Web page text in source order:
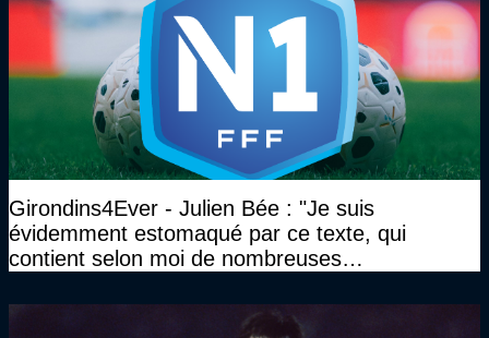
Girondins4Ever - Julien Bée : "Je suis
évidemment estomaqué par ce texte, qui
contient selon moi de nombreuses
plan juridique"